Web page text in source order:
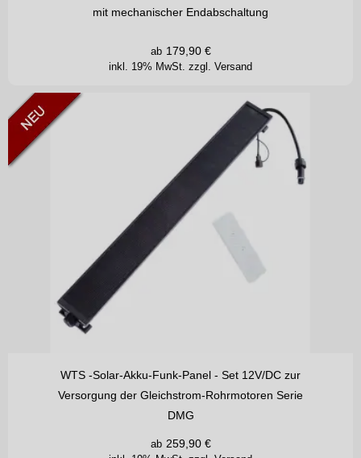
mit mechanischer Endabschaltung
inkl. 19% MwSt. zzgl. Versand
ab 179,90€
WTS -Solar-Akku-Funk-Panel - Set 12V/DC zur
Versorgung der Gleichstrom-Rohrmotoren Serie
DMG
ab 259,90€